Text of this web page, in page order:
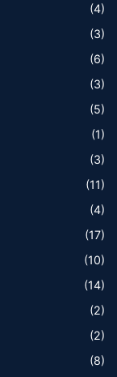
(4)
(3)
(6)
(3)
(5)
(1)
(3)
(11)
(4)
(17)
(10)
(14)
(2)
(2)
(8)